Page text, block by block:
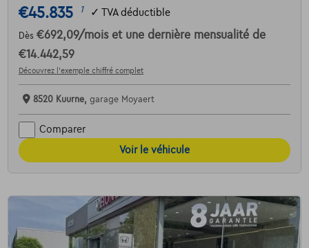
€45.835 1 ✓ TVA déductible
Dès €692,09/mois et une dernière mensualité de
€14.442,59
Découvrez l’exemple chiffré complet
8520 Kuurne, garage Moyaert
Comparer
Voir le véhicule